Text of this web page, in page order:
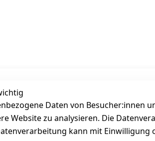
Daten von Besucher:innen
Website zu analysieren. Die
kann mit